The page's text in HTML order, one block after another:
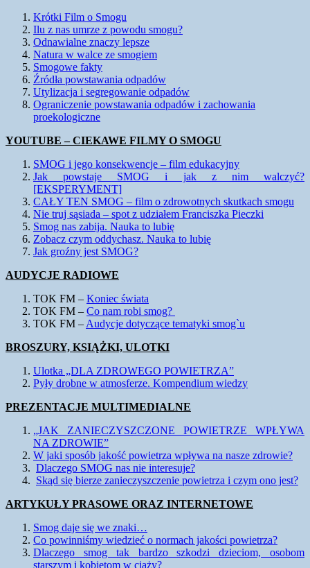
Krótki Film o Smogu
Ilu z nas umrze z powodu smogu?
Odnawialne znaczy lepsze
Natura w walce ze smogiem
Smogowe fakty
Źródła powstawania odpadów
Utylizacja i segregowanie odpadów
Ograniczenie powstawania odpadów i zachowania
proekologiczne
YOUTUBE – CIEKAWE FILMY O SMOGU
SMOG i jego konsekwencje – film edukacyjny
Jak powstaje SMOG i jak z nim walczyć?
[EKSPERYMENT]
CAŁY TEN SMOG – film o zdrowotnych skutkach smogu
Nie truj sąsiada – spot z udziałem Franciszka Pieczki
Smog nas zabija. Nauka to lubię
Zobacz czym oddychasz. Nauka to lubię
Jak groźny jest SMOG?
AUDYCJE RADIOWE
TOK FM – Koniec świata
TOK FM – Co nam robi smog?
TOK FM – Audycje dotyczące tematyki smog`u
BROSZURY, KSIĄŻKI, ULOTKI
Ulotka „DLA ZDROWEGO POWIETRZA”
Pyły drobne w atmosferze. Kompendium wiedzy
PREZENTACJE MULTIMEDIALNE
„JAK ZANIECZYSZCZONE POWIETRZE WPŁYWA
NA ZDROWIE”
W jaki sposób jakość powietrza wpływa na nasze zdrowie?
Dlaczego SMOG nas nie interesuje?
Skąd się bierze zanieczyszczenie powietrza i czym ono jest?
ARTYKUŁY PRASOWE ORAZ INTERNETOWE
Smog daje się we znaki…
Co powinniśmy wiedzieć o normach jakości powietrza?
Dlaczego smog tak bardzo szkodzi dzieciom, osobom
starszym i kobietom w ciąży?